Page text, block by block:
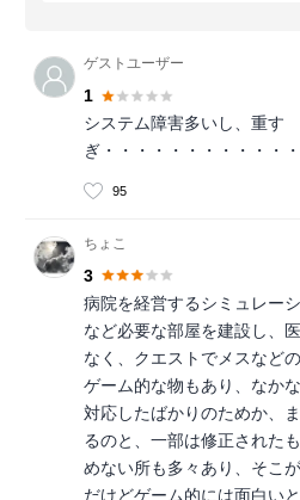
ゲストユーザー
1
システム障害多いし、重す
ぎ・・・・・・・・・・・
95
ちょこ
3
病院を経営するシミュレー
など必要な部屋を建設し、
なく、クエストでメスなど
ゲーム的な物もあり、なか
対応したばかりのためか、
るのと、一部は修正された
めない所も多々あり、そこが
だけどゲーム的には面白いと